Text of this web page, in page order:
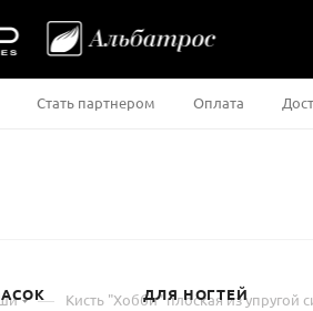
Стать партнером Оплата
ДЛЯ НОГТЕЙ
— Кисть "Хобби" плоская из упругой